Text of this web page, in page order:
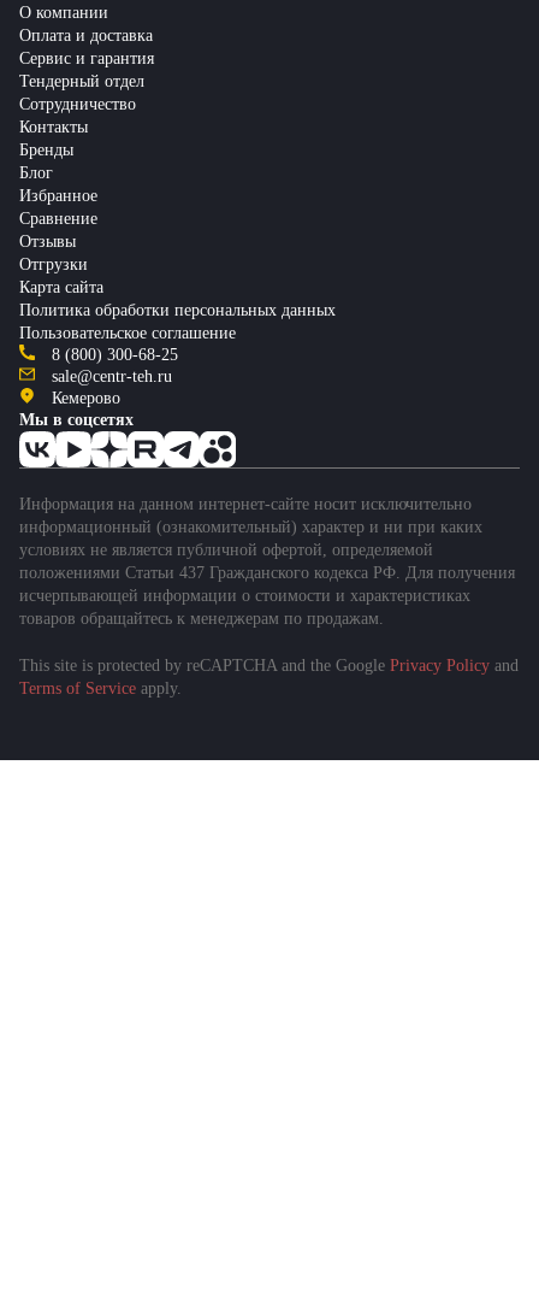
О компании
Оплата и доставка
Сервис и гарантия
Тендерный отдел
Сотрудничество
Контакты
Бренды
Блог
Избранное
Сравнение
Отзывы
Отгрузки
Карта сайта
Политика обработки персональных данных
Пользовательское соглашение
8 (800) 300-68-25
sale@centr-teh.ru
Кемерово
Мы в соцсетях
Информация на данном интернет-сайте носит исключительно
информационный (ознакомительный) характер и ни при каких
условиях не является публичной офертой, определяемой
положениями Статьи 437 Гражданского кодекса РФ. Для получения
исчерпывающей информации о стоимости и характеристиках
товаров обращайтесь к менеджерам по продажам.
This site is protected by reCAPTCHA and the Google Privacy Policy and
Terms of Service apply.
Подобрать спецтехнику
за 1 минуту